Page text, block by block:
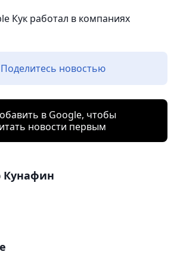
Кук работал в компаниях
Поделитесь новостью
в Google, чтобы
новости первым
Кунафин